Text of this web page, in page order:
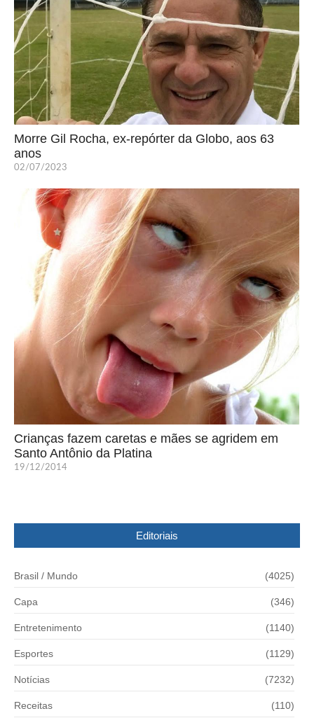
Morre Gil Rocha, ex-repórter da Globo, aos 63
anos
02/07/2023
Crianças fazem caretas e mães se agridem em
Santo Antônio da Platina
19/12/2014
Editoriais
Brasil / Mundo (4025)
Capa (346)
Entretenimento (1140)
Esportes (1129)
Notícias (7232)
Receitas (110)